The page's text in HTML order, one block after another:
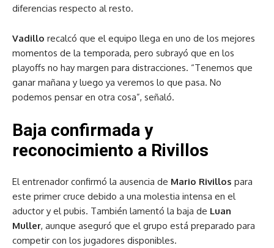
diferencias respecto al resto.
Vadillo recalcó que el equipo llega en uno de los mejores
momentos de la temporada, pero subrayó que en los
playoffs no hay margen para distracciones. “Tenemos que
ganar mañana y luego ya veremos lo que pasa. No
podemos pensar en otra cosa”, señaló.
Baja confirmada y
reconocimiento a Rivillos
El entrenador confirmó la ausencia de Mario Rivillos para
este primer cruce debido a una molestia intensa en el
aductor y el pubis. También lamentó la baja de Luan
Muller, aunque aseguró que el grupo está preparado para
competir con los jugadores disponibles.